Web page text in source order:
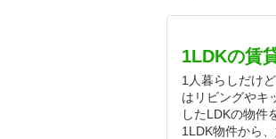
1LDKの賃
1人暮らしだけ
はリビングやキ
したLDKの物件
1LDK物件から